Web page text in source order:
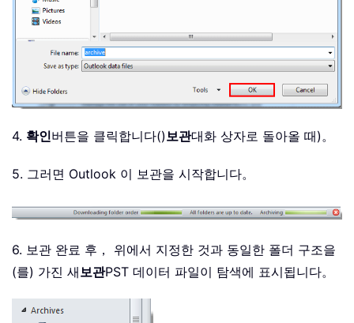
4. 확인버튼을 클릭합니다()보관대화 상자로 돌아올 때)。
5. 그러면 Outlook 이 보관을 시작합니다。
6. 보관 완료 후， 위에서 지정한 것과 동일한 폴더 구조을
(를) 가진 새보관PST 데이터 파일이 탐색에 표시됩니다。